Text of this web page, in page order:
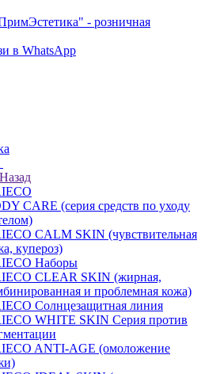
- розничная
в WhatsApp
Назад
CARE (серия средств по уходу
CALM SKIN (чувствительная
купероз)
Наборы
CLEAR SKIN (жирная,
и проблемная кожа)
Солнцезащитная линия
WHITE SKIN Серия против
ANTI-AGE (омоложение